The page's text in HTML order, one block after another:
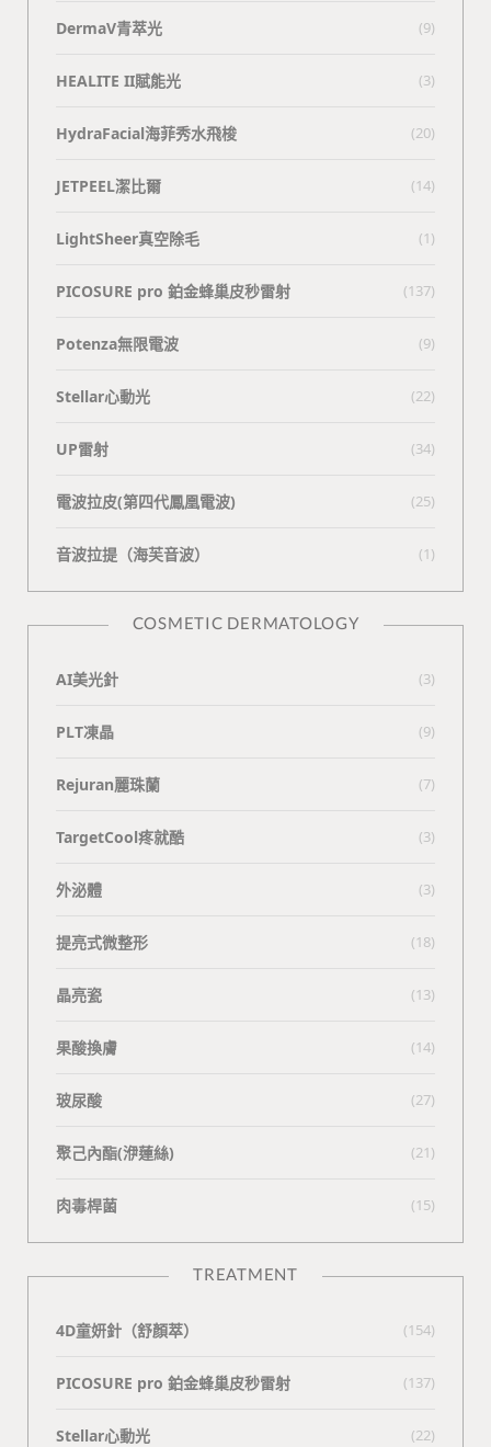
DermaV青萃光 (9)
HEALITE II賦能光 (3)
HydraFacial海菲秀水飛梭 (20)
JETPEEL潔比爾 (14)
LightSheer真空除毛 (1)
PICOSURE pro 鉑金蜂巢皮秒雷射 (137)
Potenza無限電波 (9)
Stellar心動光 (22)
UP雷射 (34)
電波拉皮(第四代鳳凰電波) (25)
⾳波拉提（海芙⾳波） (1)
COSMETIC DERMATOLOGY
AI美光針 (3)
PLT凍晶 (9)
Rejuran麗珠蘭 (7)
TargetCool疼就酷 (3)
外泌體 (3)
提亮式微整形 (18)
晶亮瓷 (13)
果酸換膚 (14)
玻尿酸 (27)
聚己內酯(洢蓮絲) (21)
肉毒桿菌 (15)
TREATMENT
4D童妍針（舒顏萃） (154)
PICOSURE pro 鉑金蜂巢皮秒雷射 (137)
Stellar心動光 (22)